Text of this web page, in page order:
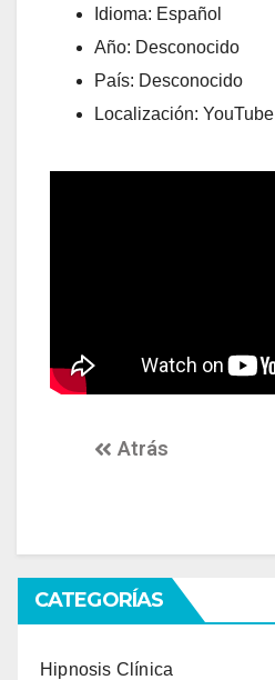
Idioma: Español
Año: Desconocido
País: Desconocido
Localización: YouTube
Atrás
CATEGORÍAS
Hipnosis Clínica